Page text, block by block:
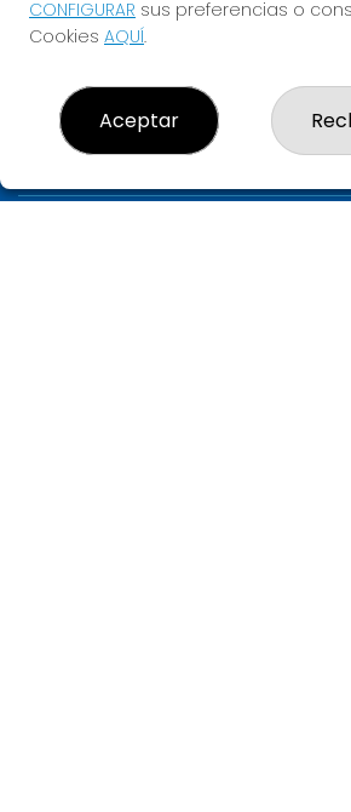
JUGAR
CONFIGURAR sus preferencias o
Cookies AQUÍ.
Aceptar